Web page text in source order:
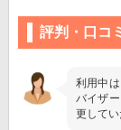
評判・口コ
利用中
バイザ
更してい